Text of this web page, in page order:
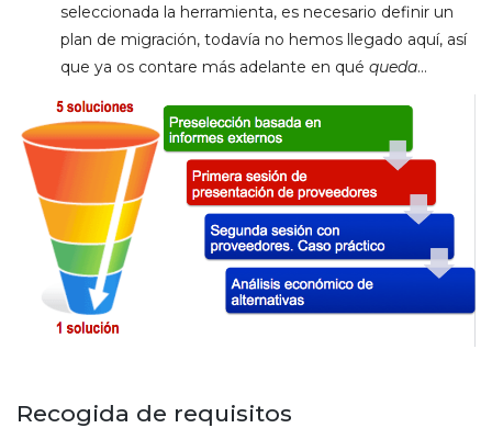
seleccionada la herramienta, es necesario definir un
plan de migración, todavía no hemos llegado aquí, así
que ya os contare más adelante en qué queda…
Recogida de requisitos